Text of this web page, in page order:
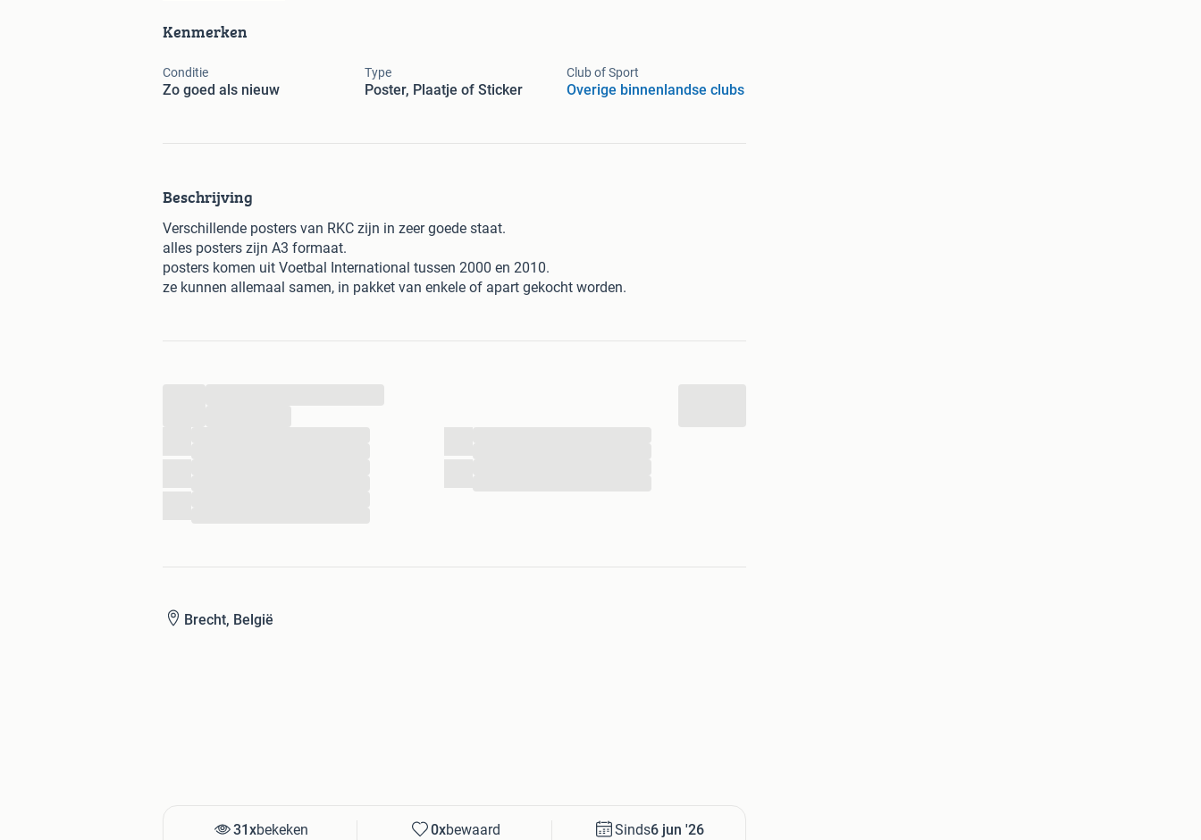
Kenmerken
Conditie
Zo goed als nieuw
Type
Poster, Plaatje of Sticker
Club of Sport
Overige binnenlandse clubs
Beschrijving
Verschillende posters van RKC zijn in zeer goede staat.
alles posters zijn A3 formaat.
posters komen uit Voetbal International tussen 2000 en 2010.
ze kunnen allemaal samen, in pakket van enkele of apart gekocht worden.
Brecht, België
31xbekeken 0xbewaard Sinds6 jun '26